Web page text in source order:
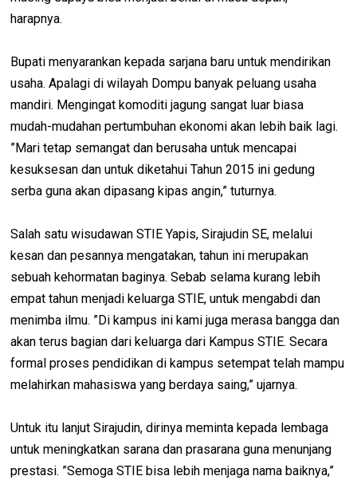
harapnya.
Bupati menyarankan kepada sarjana baru untuk mendirikan
usaha. Apalagi di wilayah Dompu banyak peluang usaha
mandiri. Mengingat komoditi jagung sangat luar biasa
mudah-mudahan pertumbuhan ekonomi akan lebih baik lagi.
”Mari tetap semangat dan berusaha untuk mencapai
kesuksesan dan untuk diketahui Tahun 2015 ini gedung
serba guna akan dipasang kipas angin,” tuturnya.
Salah satu wisudawan STIE Yapis, Sirajudin SE, melalui
kesan dan pesannya mengatakan, tahun ini merupakan
sebuah kehormatan baginya. Sebab selama kurang lebih
empat tahun menjadi keluarga STIE, untuk mengabdi dan
menimba ilmu. ”Di kampus ini kami juga merasa bangga dan
akan terus bagian dari keluarga dari Kampus STIE. Secara
formal proses pendidikan di kampus setempat telah mampu
melahirkan mahasiswa yang berdaya saing,” ujarnya.
Untuk itu lanjut Sirajudin, dirinya meminta kepada lembaga
untuk meningkatkan sarana dan prasarana guna menunjang
prestasi. ”Semoga STIE bisa lebih menjaga nama baiknya,”